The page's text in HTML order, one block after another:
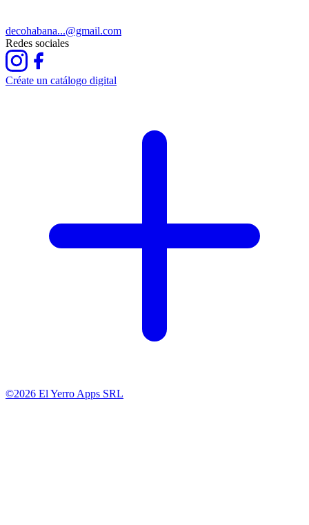
decohabana...@gmail.com
Redes sociales
Créate un catálogo digital
©2026 El Yerro Apps SRL